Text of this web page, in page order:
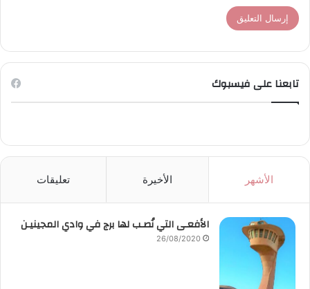
تابعنا على فيسبوك
الأشهر الأخيرة تعليقات
الأفعـى التي نُصـب لها برج في وادي المجينيـن
26/08/2020